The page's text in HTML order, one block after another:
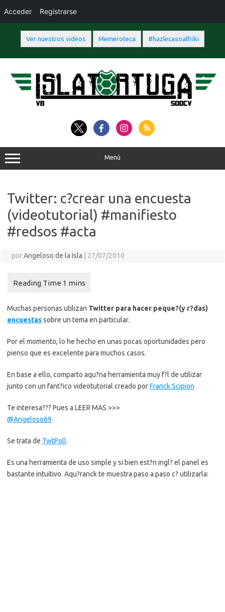
Ver nuestros videos Memeroteca #hazlecasoalfriki
contenido
Menú
Twitter: c?crear una encuesta
(videotutorial) #manifiesto
#redsos #acta
porAngeloso de la Isla 27/07/2010
Muchas personas utilizan Twitter para hacer peque?(y r?das)
encuestassobre un tema en particular.
Por el momento, lo he hecho en unas pocas oportunidades pero
pienso que es excelente para muchos casos.
En base a ello, comparto aqu?na herramienta muy f?l de utilizar
junto con un fant?ico videotutorial creado porFranck Scipion
Te interesa??? Pues a LEER MAS >>>
@Angeloso69
Se trata de TwtPoll.
Es una herramienta de uso simple y si bien est?n ingl? el panel es
bastante intuitivo. Aqu?ranck te muestra paso a paso c? utilizarla:
Acceder Registrarse